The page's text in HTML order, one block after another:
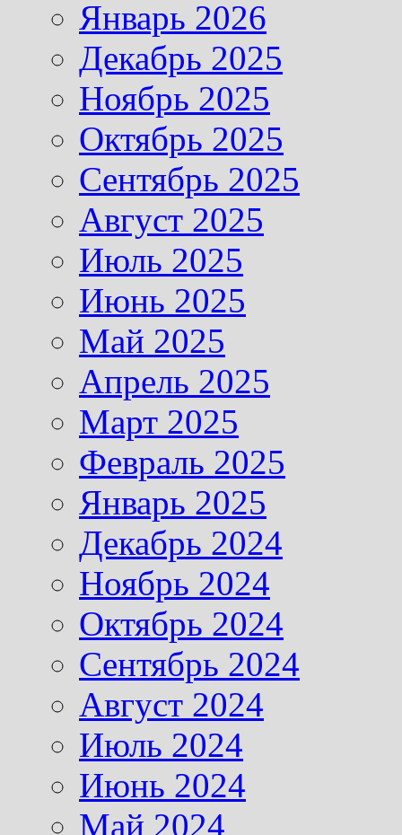
Январь 2026
Декабрь 2025
Ноябрь 2025
Октябрь 2025
Сентябрь 2025
Август 2025
Июль 2025
Июнь 2025
Май 2025
Апрель 2025
Март 2025
Февраль 2025
Январь 2025
Декабрь 2024
Ноябрь 2024
Октябрь 2024
Сентябрь 2024
Август 2024
Июль 2024
Июнь 2024
Май 2024